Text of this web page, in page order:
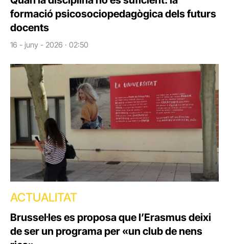
formació psicosociopedagògica dels futurs
docents
16 - juny - 2026 · 02:50
ACTUALITAT
Brussel·les es proposa que l’Erasmus deixi
de ser un programa per «un club de nens